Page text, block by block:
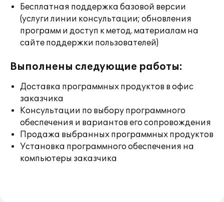
Бесплатная поддержка базовой версии
(услуги линии консультации; обновления
программ и доступ к метод. материалам на
сайте поддержки пользователей)
Выполнены следующие работы:
Доставка программных продуктов в офис
заказчика
Консультации по выбору программного
обеспечения и вариантов его сопровождения
Продажа выбранных программных продуктов
Установка программного обеспечения на
компьютеры заказчика